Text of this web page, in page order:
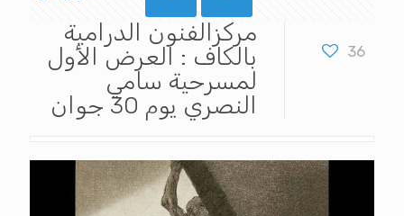
36
مركزالفنون الدرامية
بالكاف : العرض الأول
لمسرحية سامي
النصري يوم 30 جوان